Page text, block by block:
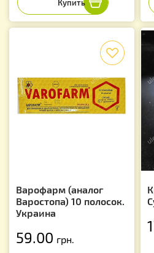
Варофарм (аналог
Варостопа) 10 полосок.
Украина
59.00 грн.